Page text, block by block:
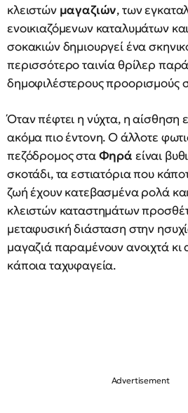
κλειστών μαγαζιών, των
ενοικιαζόμενων καταλυμάτων
σοκακιών δημιουργεί ένα
περισσότερο ταινία θρίλερ
δημοφιλέστερους προορισμούς
Όταν πέφτει η νύχτα, η αίσθηση
ακόμα πιο έντονη. Ο άλλοτε
πεζόδρομος σταΦηρά είναι
σκοτάδι, τα εστιατόρια που
ζωή έχουν κατεβασμένα ρολά
κλειστών καταστημάτων
μεταφυσική διάσταση στην
μαγαζιά παραμένουν ανοιχτά κι
κάποια ταχυφαγεία.